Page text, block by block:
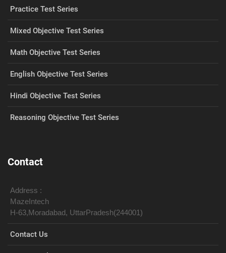
Practice Test Series
Mixed Objective Test Series
Math Objective Test Series
English Objective Test Series
Hindi Objective Test Series
Reasoning Objective Test Series
Contact
Address :
MazeIntech
H-63,Moradabad, UttarPradesh(244001)
Contact Us